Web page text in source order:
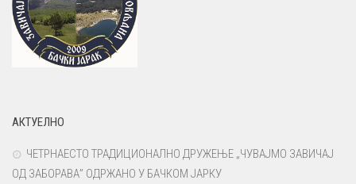
АКТУЕЛНО
ЧЕТРНАЕСТО ТРАДИЦИОНАЛНО ДРУЖЕЊЕ „ЧУВАЈМО ЗАВИЧАЈ
ОД ЗАБОРАВА” ОДРЖАНО У БАЧКОМ ЈАРКУ